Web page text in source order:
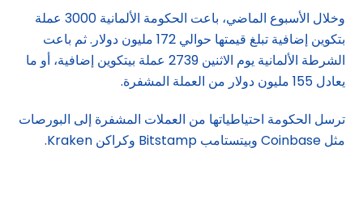
وخلال الأسبوع الماضي، باعت الحكومة الألمانية 3000 عملة
بتكوين إضافية تبلغ قيمتها حوالي 172 مليون دولار. ثم باعت
الشرطة الألمانية يوم الاثنين 2739 عملة بيتكوين إضافية، أو ما
يعادل 155 مليون دولار من العملة المشفرة.
ترسل الحكومة احتياطياتها من العملات المشفرة إلى البورصات
مثل Coinbase وبيتستامب Bitstamp وكراكن Kraken.